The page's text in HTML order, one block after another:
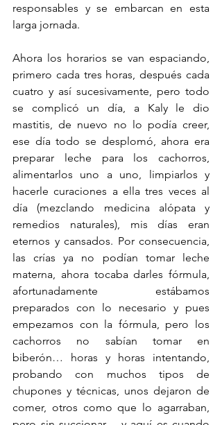
responsables y se embarcan en esta
larga jornada.
Ahora los horarios se van espaciando,
primero cada tres horas, después cada
cuatro y así sucesivamente, pero todo
se complicó un día, a Kaly le dio
mastitis, de nuevo no lo podía creer,
ese día todo se desplomó, ahora era
preparar leche para los cachorros,
alimentarlos uno a uno, limpiarlos y
hacerle curaciones a ella tres veces al
día (mezclando medicina alópata y
remedios naturales), mis días eran
eternos y cansados. Por consecuencia,
las crías ya no podían tomar leche
materna, ahora tocaba darles fórmula,
afortunadamente estábamos
preparados con lo necesario y pues
empezamos con la fórmula, pero los
cachorros no sabían tomar en
biberón… horas y horas intentando,
probando con muchos tipos de
chupones y técnicas, unos dejaron de
comer, otros como que lo agarraban,